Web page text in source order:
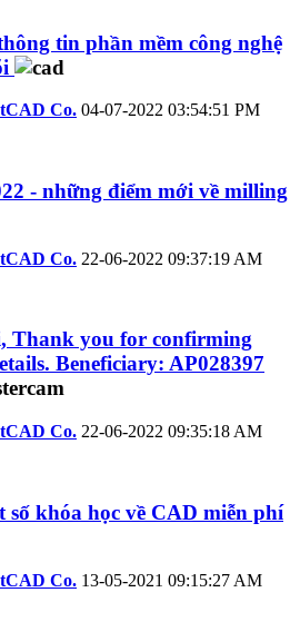
tin phần mềm công nghệ
Co. 04-07-2022 03:54:51 PM
- những điểm mới về milling
Co. 22-06-2022 09:37:19 AM
Thank you for confirming
Beneficiary: AP028397
Co. 22-06-2022 09:35:18 AM
số khóa học về CAD miễn phí
Co. 13-05-2021 09:15:27 AM